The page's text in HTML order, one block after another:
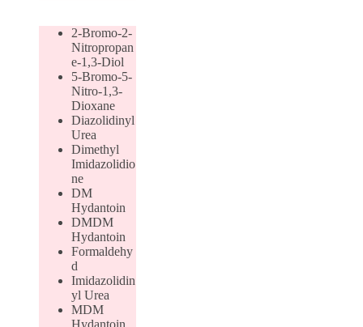
2-Bromo-2-
Nitropropan
e-1,3-Diol
5-Bromo-5-
Nitro-1,3-
Dioxane
Diazolidinyl
Urea
Dimethyl
Imidazolidio
ne
DM
Hydantoin
DMDM
Hydantoin
Formaldehy
d
Imidazolidin
yl Urea
MDM
Hydantoin